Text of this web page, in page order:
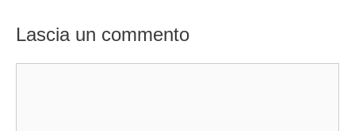
Lascia un commento